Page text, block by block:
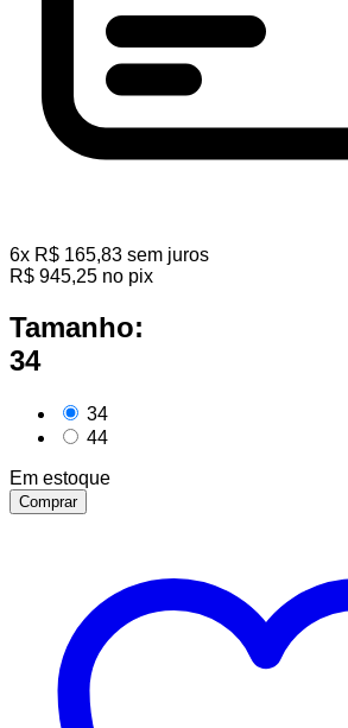
6x R$ 165,83 sem juros
R$ 945,25 no pix
Tamanho:
34
34
44
Em estoque
Comprar